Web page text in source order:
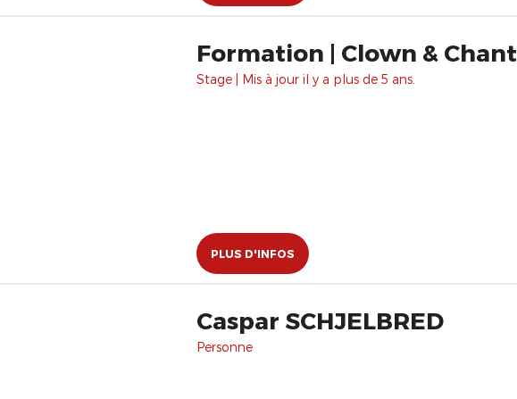
Formation | Clown & Chant
Stage | Mis à jour il y a plus de 5 ans.
PLUS D'INFOS
Caspar SCHJELBRED
Personne